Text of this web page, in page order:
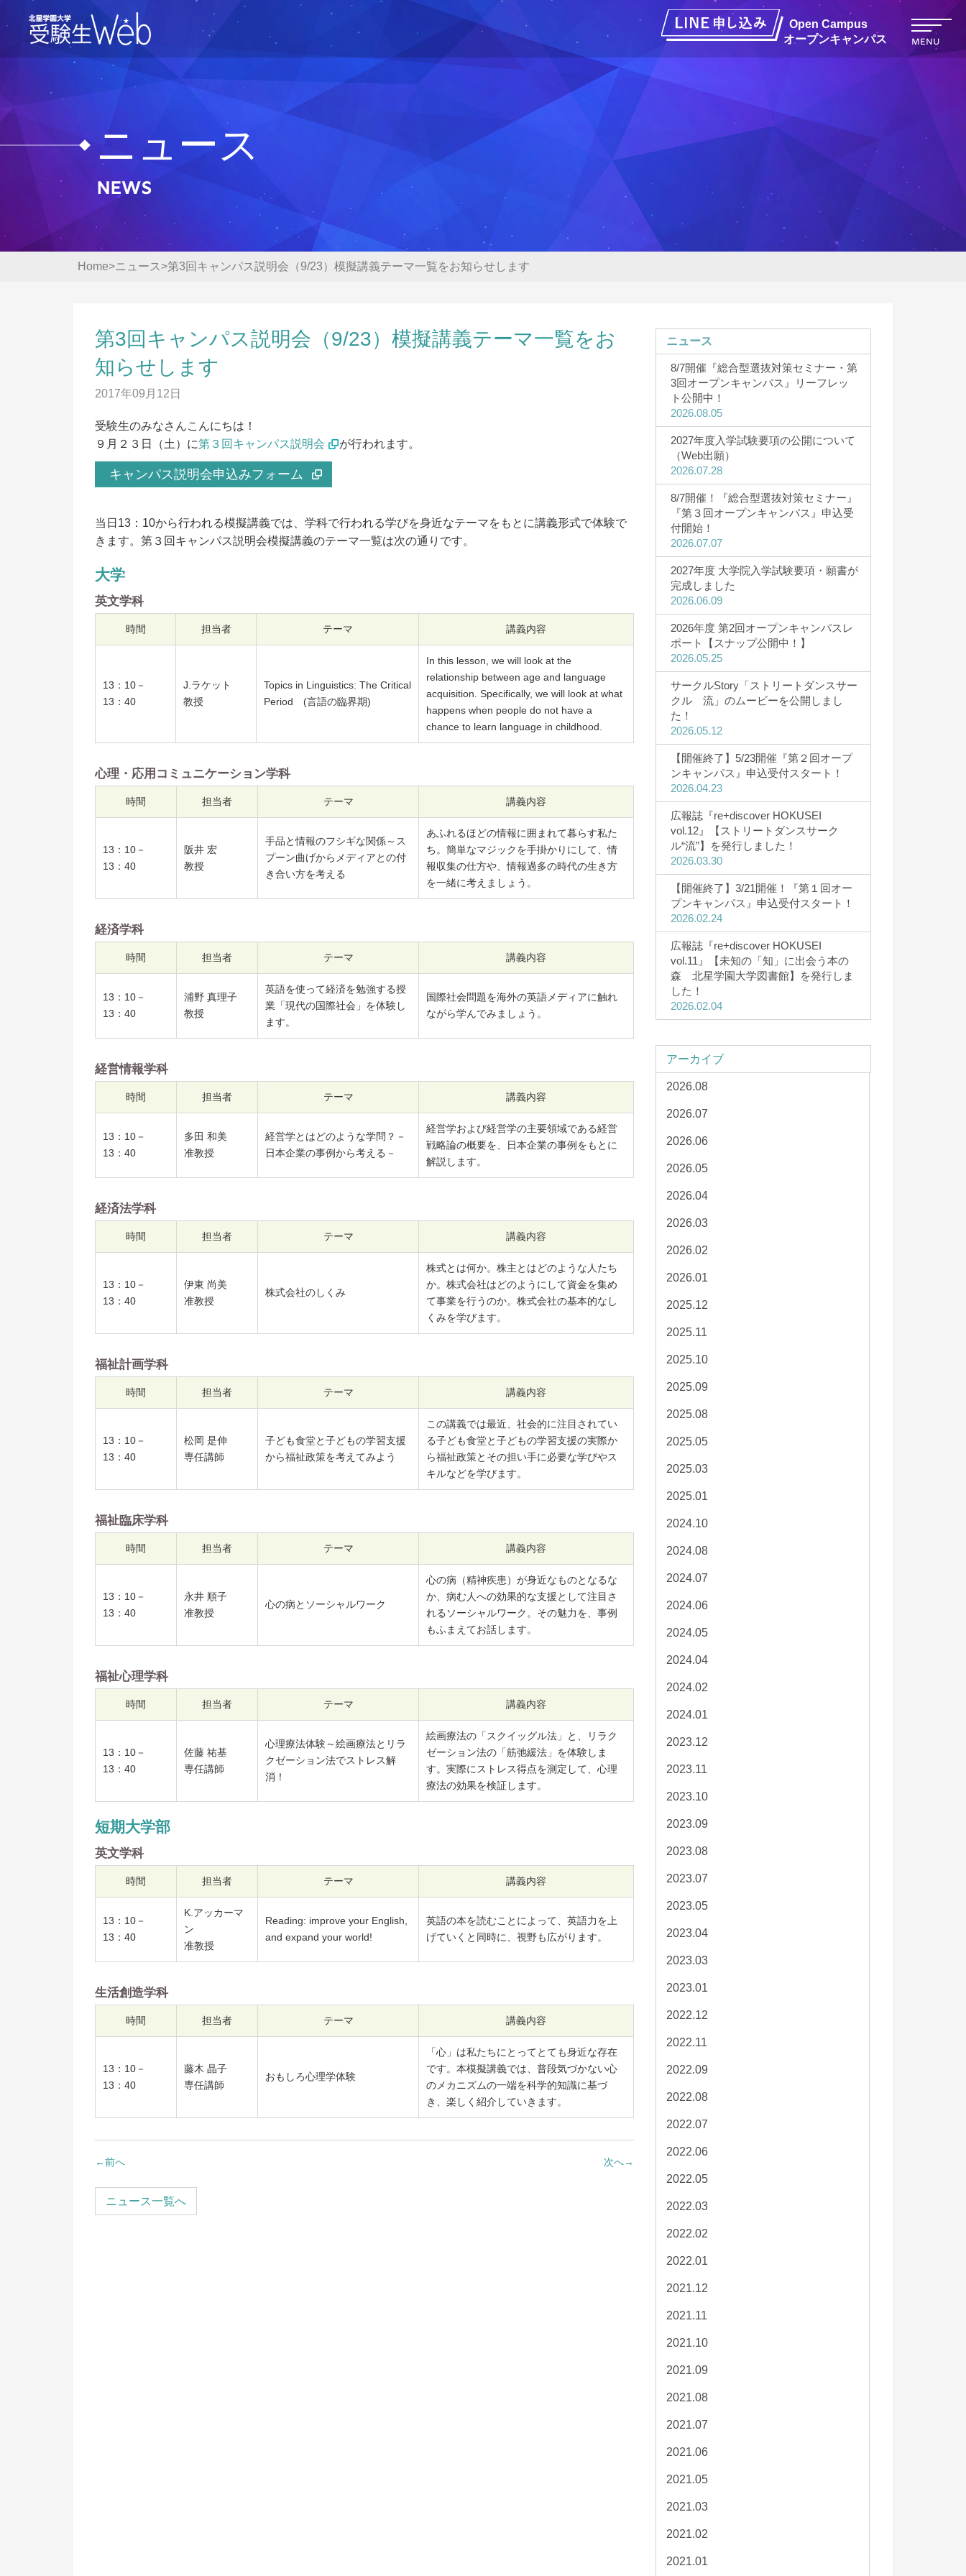
オープンキャンパス MENU
オープンキャンパス
LINE申し込み
デジタルパンフレット
出願の流れ
入学者選抜の予告・変更点
入学試験要項 [大学]
入学試験要項 [大学院]
昨年度の入試結果・過去の入試問題
求める学生像（アドミッション・ポ
オープンキャンパス（3月・5月・8
HOKESEI MINI OPEN CAMPUS（12
よくある質問FAQ
キャンパスライフ
キャンパスライフ
研究者Story
サークル一覧
3D&360°バーチャルツアー
キャンパスカレンダー
HOKUSEI Movie
一人暮らしガイド
就職・キャリア
業界別（公務員・航空・教員・福
ウェブマガジン
キタボシ
学費・奨学金
学費・諸納付金
高等教育の修学支援制度を利用予定
の方へ
ニュース
News
Home ニュース 第3回キャンパス説明会（9/23）模擬講義テーマ一覧をお知らせします
第3回キャンパス説明会（9/23）模擬講義テーマ一覧をお
知らせします
2017年09月12日
受験生のみなさんこんにちは！
９月２３日（土）に第３回キャンパス説明会 が行われます。
キャンパス説明会申込みフォーム
当日13：10から行われる模擬講義では、学科で行われる学びを身近なテーマをもとに講義形式で体験で
きます。第３回キャンパス説明会模擬講義のテーマ一覧は次の通りです。
大学
英文学科
時間 担当者 テーマ 講義内容
13：10－
13：40
J.ラケット
教授
Topics in Linguistics: The Critical
Period (言語の臨界期)
In this lesson, we will look at the
relationship between age and language
acquisition. Specifically, we will look at what
happens when people do not have a
chance to learn language in childhood.
心理・応用コミュニケーション学科
時間 担当者 テーマ 講義内容
13：10－
13：40
阪井 宏
教授
手品と情報のフシギな関係～ス
プーン曲げからメディアとの付
き合い方を考える
あふれるほどの情報に囲まれて暮らす私た
ち。簡単なマジックを手掛かりにして、情
報収集の仕方や、情報過多の時代の生き方
を一緒に考えましょう。
経済学科
時間 担当者 テーマ 講義内容
13：10－
13：40
浦野 真理子
教授
英語を使って経済を勉強する授
業「現代の国際社会」を体験し
ます。
国際社会問題を海外の英語メディアに触れ
ながら学んでみましょう。
経営情報学科
時間 担当者 テーマ 講義内容
13：10－
13：40
多田 和美
准教授
経営学とはどのような学問？－
日本企業の事例から考える－
経営学および経営学の主要領域である経営
戦略論の概要を、日本企業の事例をもとに
解説します。
経済法学科
時間 担当者 テーマ 講義内容
13：10－
13：40
伊東 尚美
准教授
株式会社のしくみ
株式とは何か。株主とはどのような人たち
か。株式会社はどのようにして資金を集め
て事業を行うのか。株式会社の基本的なし
くみを学びます。
福祉計画学科
時間 担当者 テーマ 講義内容
13：10－
13：40
松岡 是伸
専任講師
子ども食堂と子どもの学習支援
から福祉政策を考えてみよう
この講義では最近、社会的に注目されてい
る子ども食堂と子どもの学習支援の実際か
ら福祉政策とその担い手に必要な学びやス
キルなどを学びます。
福祉臨床学科
時間 担当者 テーマ 講義内容
13：10－
13：40
永井 順子
准教授
心の病とソーシャルワーク
心の病（精神疾患）が身近なものとなるな
か、病む人への効果的な支援として注目さ
れるソーシャルワーク。その魅力を、事例
もふまえてお話します。
福祉心理学科
時間 担当者 テーマ 講義内容
13：10－
13：40
佐藤 祐基
専任講師
心理療法体験～絵画療法とリラ
クゼーション法でストレス解
消！
絵画療法の「スクイッグル法」と、リラク
ゼーション法の「筋弛緩法」を体験しま
す。実際にストレス得点を測定して、心理
療法の効果を検証します。
短期大学部
英文学科
時間 担当者 テーマ 講義内容
13：10－
13：40
K.アッカーマ
ン
准教授
Reading: improve your English,
and expand your world!
英語の本を読むことによって、英語力を上
げていくと同時に、視野も広がります。
生活創造学科
時間 担当者 テーマ 講義内容
13：10－
13：40
藤木 晶子
専任講師
おもしろ心理学体験
「心」は私たちにとってとても身近な存在
です。本模擬講義では、普段気づかない心
のメカニズムの一端を科学的知識に基づ
き、楽しく紹介していきます。
←前へ 次へ→
ニュース一覧へ
ニュース
8/7開催『総合型選抜対策セミナー・第
3回オープンキャンパス』リーフレッ
ト公開中！
2026.08.05
2027年度入学試験要項の公開について
（Web出願）
2026.07.28
8/7開催！『総合型選抜対策セミナー』
『第３回オープンキャンパス』申込受
付開始！
2026.07.07
2027年度 大学院入学試験要項・願書が
完成しました
2026.06.09
2026年度 第2回オープンキャンパスレ
ポート【スナップ公開中！】
2026.05.25
サークルStory「ストリートダンスサー
クル 流」のムービーを公開しまし
た！
2026.05.12
【開催終了】5/23開催『第２回オープ
ンキャンパス』申込受付スタート！
2026.04.23
広報誌『re+discover HOKUSEI
vol.12』【ストリートダンスサーク
ル“流”】を発行しました！
2026.03.30
【開催終了】3/21開催！『第１回オー
プンキャンパス』申込受付スタート！
2026.02.24
広報誌『re+discover HOKUSEI
vol.11』【未知の「知」に出会う本の
森 北星学園大学図書館】を発行しま
した！
2026.02.04
アーカイブ
2026.08
2026.07
2026.06
2026.05
2026.04
2026.03
2026.02
2026.01
2025.12
2025.11
2025.10
2025.09
2025.08
2025.05
2025.03
2025.01
2024.10
2024.08
2024.07
2024.06
2024.05
2024.04
2024.02
2024.01
2023.12
2023.11
2023.10
2023.09
2023.08
2023.07
2023.05
2023.04
2023.03
2023.01
2022.12
2022.11
2022.09
2022.08
2022.07
2022.06
2022.05
2022.03
2022.02
2022.01
2021.12
2021.11
2021.10
2021.09
2021.08
2021.07
2021.06
2021.05
2021.03
2021.02
2021.01